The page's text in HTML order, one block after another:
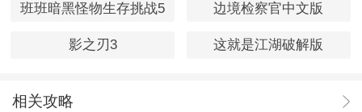
班班暗黑怪物生存挑战5 边境检察官中文版
影之刃3 这就是江湖破解版
相关攻略